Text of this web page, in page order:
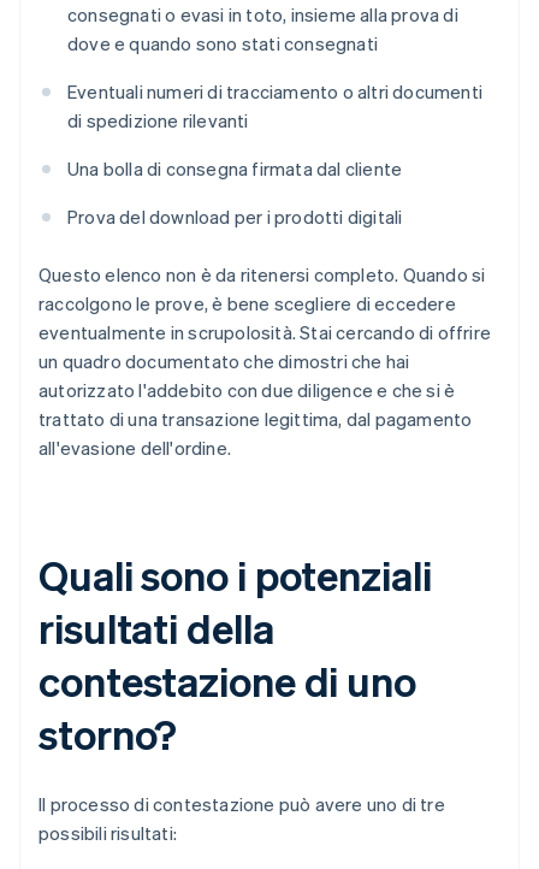
consegnati o evasi in toto, insieme alla prova di
dove e quando sono stati consegnati
Eventuali numeri di tracciamento o altri documenti
di spedizione rilevanti
Una bolla di consegna firmata dal cliente
Prova del download per i prodotti digitali
Questo elenco non è da ritenersi completo. Quando si
raccolgono le prove, è bene scegliere di eccedere
eventualmente in scrupolosità. Stai cercando di offrire
un quadro documentato che dimostri che hai
autorizzato l'addebito con due diligence e che si è
trattato di una transazione legittima, dal pagamento
all'evasione dell'ordine.
Quali sono i potenziali
risultati della
contestazione di uno
storno?
Il processo di contestazione può avere uno di tre
possibili risultati: